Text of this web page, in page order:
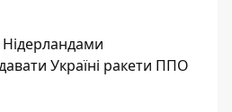
Нідерландами
Україні ракети ППО